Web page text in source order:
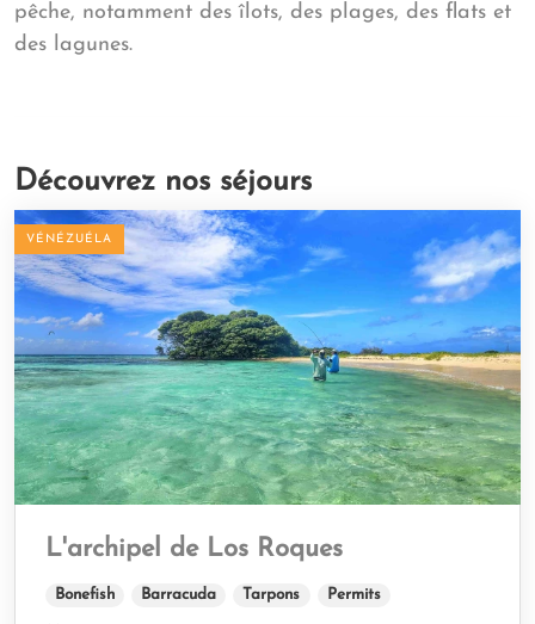
pêche, notamment des îlots, des plages, des flats et
des lagunes.
Découvrez nos séjours
VÉNÉZUÉLA
L'archipel de Los Roques
Bonefish Barracuda Tarpons Permits